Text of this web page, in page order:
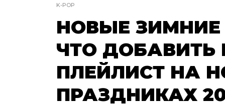
K-POP
НОВЫЕ ЗИМНИЕ
ЧТО
ПЛЕЙЛИСТ НА
ПРАЗДНИКАХ